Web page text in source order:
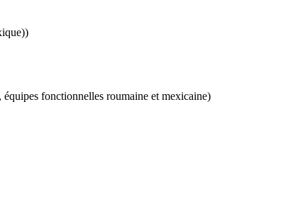
fonctionnelles roumaine et mexicaine)